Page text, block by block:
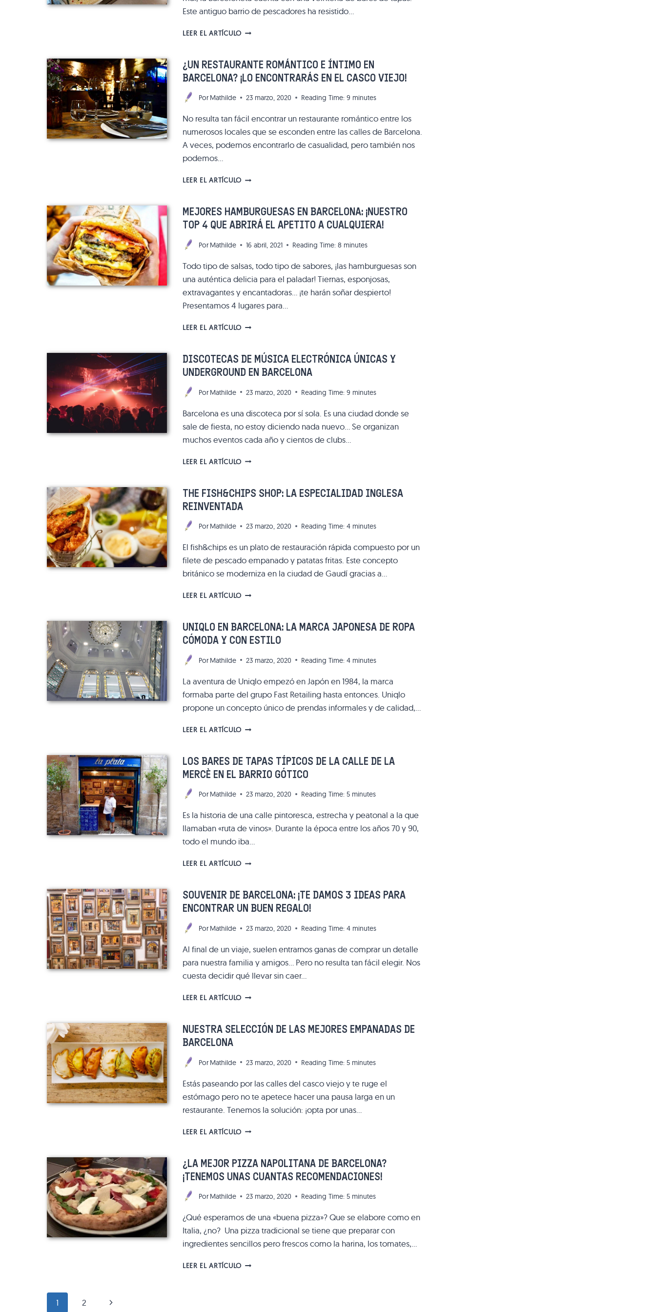
Este antiguo barrio de pescadores ha resistido…
LEER EL ARTÍCULO¿UN
TAPAS
EN
BARCELONETA?
¿UN RESTAURANTE ROMÁNTICO E ÍNTIMO EN
BARCELONA? ¡LO ENCONTRARÁS EN EL CASCO VIEJO!
Por Mathilde 23 marzo, 2020 Reading Time: 9 minutes
No resulta tan fácil encontrar un restaurante romántico entre los
numerosos locales que se esconden entre las calles de Barcelona.
A veces, podemos encontrarlo de casualidad, pero también nos
podemos…
LEER EL ARTÍCULO¿UN
E
ÍNTIMO
EN
¡LO
EN
EL
CASCO
MEJORES HAMBURGUESAS EN BARCELONA: ¡NUESTRO
TOP 4 QUE ABRIRÁ EL APETITO A CUALQUIERA!
Por Mathilde 16 abril, 2021 Reading Time: 8 minutes
Todo tipo de salsas, todo tipo de sabores, ¡las hamburguesas son
una auténtica delicia para el paladar! Tiernas, esponjosas,
extravagantes y encantadoras… ¡te harán soñar despierto!
Presentamos 4 lugares para…
LEER EL ARTÍCULOMEJORES
BARCELONA:
TOP
QUE
EL
APETITO
A
DISCOTECAS DE MÚSICA ELECTRÓNICA ÚNICAS Y
UNDERGROUND EN BARCELONA
Por Mathilde 23 marzo, 2020 Reading Time: 9 minutes
Barcelona es una discoteca por sí sola. Es una ciudad donde se
sale de fiesta, no estoy diciendo nada nuevo… Se organizan
muchos eventos cada año y cientos de clubs…
LEER EL ARTÍCULODISCOTECAS
ELECTRÓNICA
Y
EN
THE FISH&CHIPS SHOP: LA ESPECIALIDAD INGLESA
REINVENTADA
Por Mathilde 23 marzo, 2020 Reading Time: 4 minutes
El fish&chips es un plato de restauración rápida compuesto por un
filete de pescado empanado y patatas fritas. Este concepto
británico se moderniza en la ciudad de Gaudí gracias a…
LEER EL ARTÍCULOTHE
LA
INGLESA
UNIQLO EN BARCELONA: LA MARCA JAPONESA DE ROPA
CÓMODA Y CON ESTILO
Por Mathilde 23 marzo, 2020 Reading Time: 4 minutes
La aventura de Uniqlo empezó en Japón en 1984, la marca
formaba parte del grupo Fast Retailing hasta entonces. Uniqlo
propone un concepto único de prendas informales y de calidad,…
LEER EL ARTÍCULOUNIQLO
LA
JAPONESA
ROPA
Y
CON
ESTILO
LOS BARES DE TAPAS TÍPICOS DE LA CALLE DE LA
MERCÈ EN EL BARRIO GÓTICO
Por Mathilde 23 marzo, 2020 Reading Time: 5 minutes
Es la historia de una calle pintoresca, estrecha y peatonal a la que
llamaban «ruta de vinos». Durante la época entre los años 70 y 90,
todo el mundo iba…
LEER EL ARTÍCULOLOS
TAPAS
TÍPICOS
DE
CALLE
LA
MERCÈ
EN
BARRIO
SOUVENIR DE BARCELONA: ¡TE DAMOS 3 IDEAS PARA
ENCONTRAR UN BUEN REGALO!
Por Mathilde 23 marzo, 2020 Reading Time: 4 minutes
Al final de un viaje, suelen entrarnos ganas de comprar un detalle
para nuestra familia y amigos… Pero no resulta tan fácil elegir. Nos
cuesta decidir qué llevar sin caer…
LEER EL ARTÍCULOSOUVENIR
¡TE
PARA
UN
BUEN
REGALO!
NUESTRA SELECCIÓN DE LAS MEJORES EMPANADAS DE
BARCELONA
Por Mathilde 23 marzo, 2020 Reading Time: 5 minutes
Estás paseando por las calles del casco viejo y te ruge el
estómago pero no te apetece hacer una pausa larga en un
restaurante. Tenemos la solución: ¡opta por unas…
LEER EL ARTÍCULONUESTRA
LAS
EMPANADAS
BARCELONA
¿LA MEJOR PIZZA NAPOLITANA DE BARCELONA?
¡TENEMOS UNAS CUANTAS RECOMENDACIONES!
Por Mathilde 23 marzo, 2020 Reading Time: 5 minutes
¿Qué esperamos de una «buena pizza»? Que se elabore como en
Italia, ¿no? Una pizza tradicional se tiene que preparar con
ingredientes sencillos pero frescos como la harina, los tomates,…
LEER EL ARTÍCULO¿LA
NAVEGACIÓN
1 2 Siguiente